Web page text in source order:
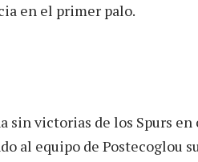
en el primer palo.
victorias de los Spurs en
al equipo de Postecoglou